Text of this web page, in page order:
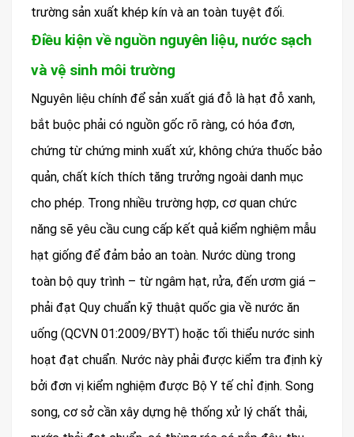
trường sản xuất khép kín và an toàn tuyệt đối.
Điều kiện về nguồn nguyên liệu, nước sạch
và vệ sinh môi trường
Nguyên liệu chính để sản xuất giá đỗ là hạt đỗ xanh,
bắt buộc phải có nguồn gốc rõ ràng, có hóa đơn,
chứng từ chứng minh xuất xứ, không chứa thuốc bảo
quản, chất kích thích tăng trưởng ngoài danh mục
cho phép. Trong nhiều trường hợp, cơ quan chức
năng sẽ yêu cầu cung cấp kết quả kiểm nghiệm mẫu
hạt giống để đảm bảo an toàn. Nước dùng trong
toàn bộ quy trình – từ ngâm hạt, rửa, đến ươm giá –
phải đạt Quy chuẩn kỹ thuật quốc gia về nước ăn
uống (QCVN 01:2009/BYT) hoặc tối thiểu nước sinh
hoạt đạt chuẩn. Nước này phải được kiểm tra định kỳ
bởi đơn vị kiểm nghiệm được Bộ Y tế chỉ định. Song
song, cơ sở cần xây dựng hệ thống xử lý chất thải,